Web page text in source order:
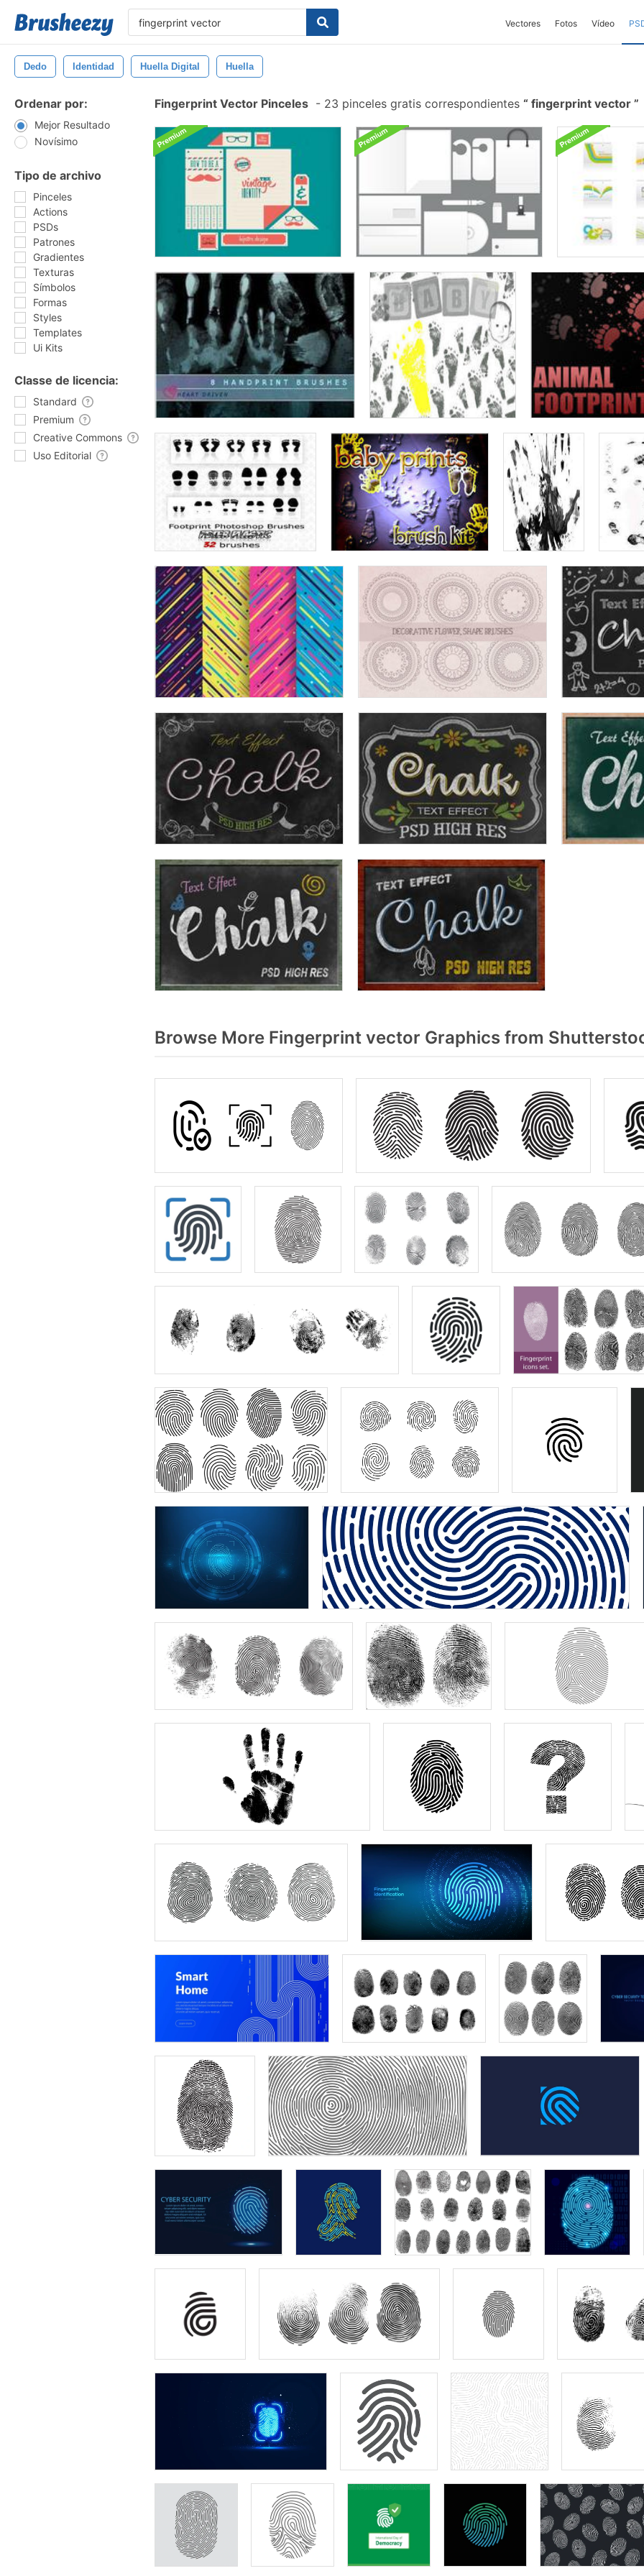
Vectores Fotos Vídeo
Dedo Identidad Huella Digital Huella
Ordenar por:
Mejor Resultado
Novísimo
Tipo de archivo
Pinceles
Actions
PSDs
Patrones
Gradientes
Texturas
Símbolos
Formas
Styles
Templates
Ui Kits
Classe de licencia:
Standard
Premium
Creative Commons
Uso Editorial
Fingerprint Vector Pinceles - 23 pinceles gratis correspondientes fingerprint vector
Browse More Fingerprint vector Graphics from